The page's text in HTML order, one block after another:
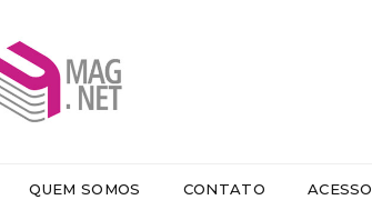
QUEM SOMOS CONTATO ACESSO